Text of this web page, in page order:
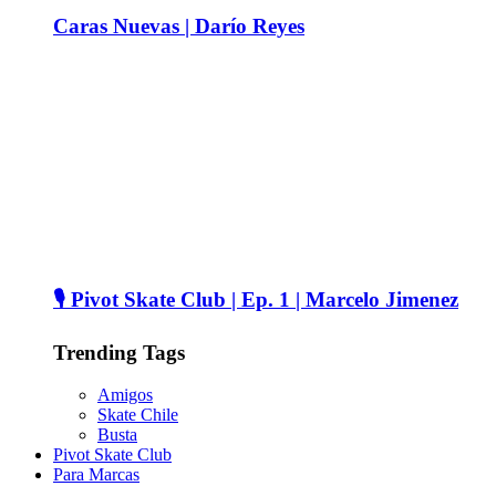
Caras Nuevas | Darío Reyes
🎙️ Pivot Skate Club | Ep. 1 | Marcelo Jimenez
Trending Tags
Amigos
Skate Chile
Busta
Pivot Skate Club
Para Marcas